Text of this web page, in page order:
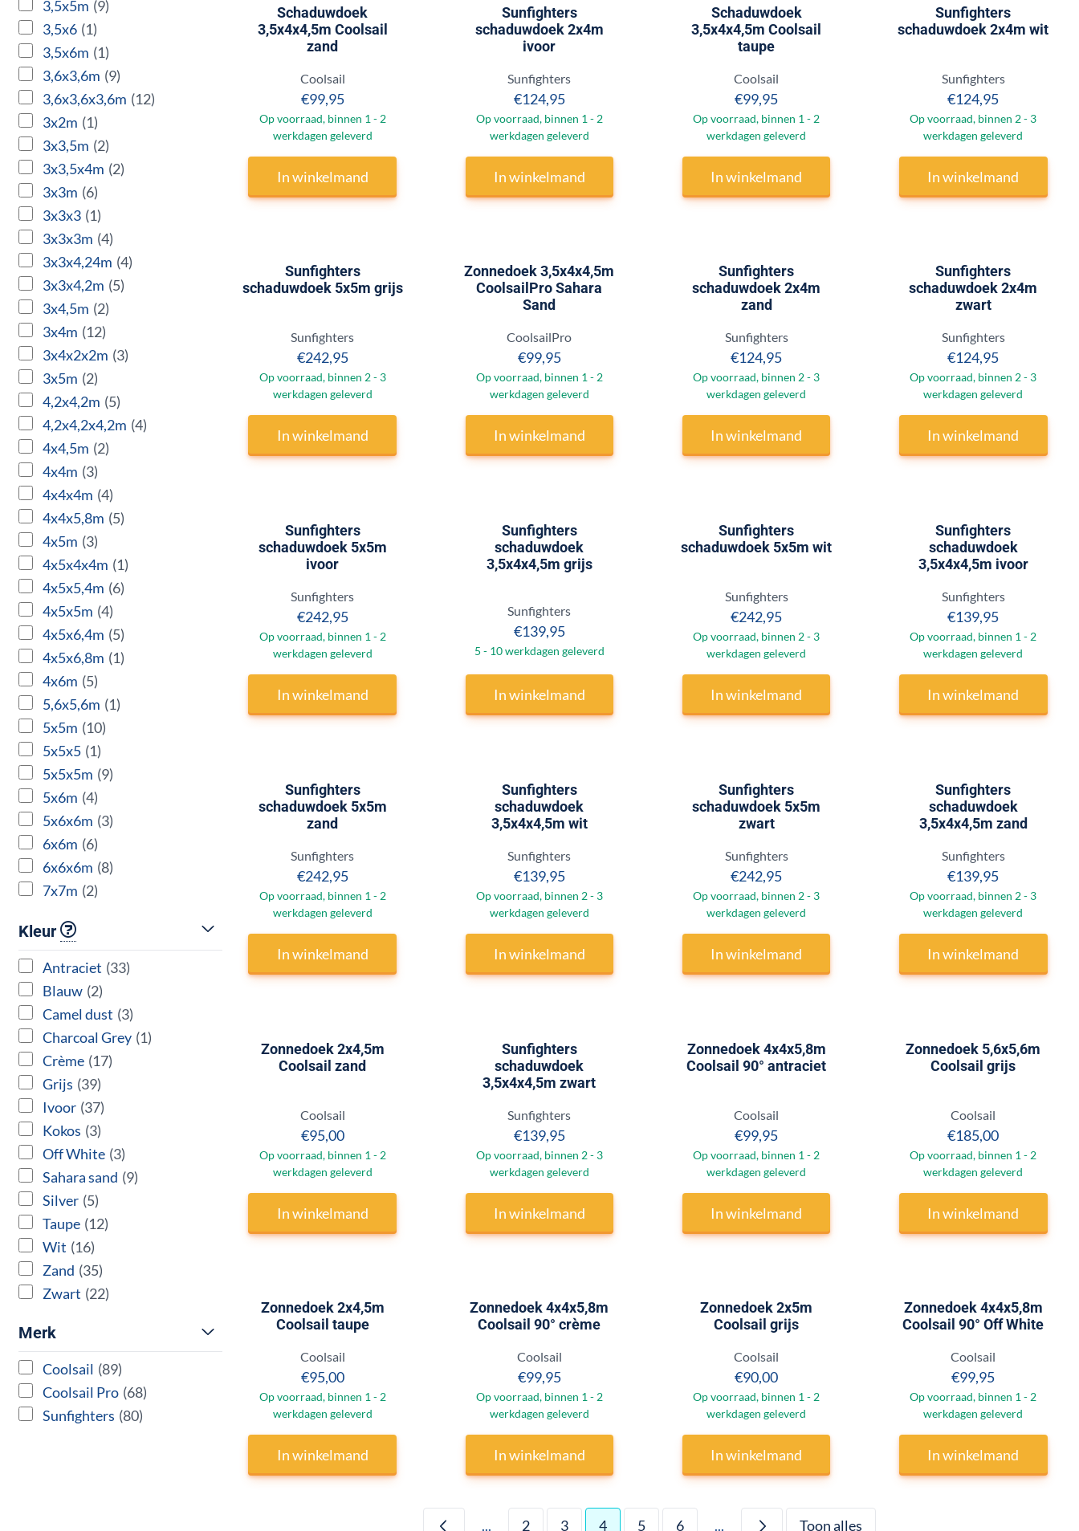
3,5x5m (9)
3,5x6 (1)
3,5x6m (1)
3,6x3,6m (9)
3,6x3,6x3,6m (12)
3x2m (1)
3x3,5m (2)
3x3,5x4m (2)
3x3m (6)
3x3x3 (1)
3x3x3m (4)
3x3x4,24m (4)
3x3x4,2m (5)
3x4,5m (2)
3x4m (12)
3x4x2x2m (3)
3x5m (2)
4,2x4,2m (5)
4,2x4,2x4,2m (4)
4x4,5m (2)
4x4m (3)
4x4x4m (4)
4x4x5,8m (5)
4x5m (3)
4x5x4x4m (1)
4x5x5,4m (6)
4x5x5m (4)
4x5x6,4m (5)
4x5x6,8m (1)
4x6m (5)
5,6x5,6m (1)
5x5m (10)
5x5x5 (1)
5x5x5m (9)
5x6m (4)
5x6x6m (3)
6x6m (6)
6x6x6m (8)
7x7m (2)
Kleur
Antraciet (33)
Blauw (2)
Camel dust (3)
Charcoal Grey (1)
Crème (17)
Grijs (39)
Ivoor (37)
Kokos (3)
Off White (3)
Sahara sand (9)
Silver (5)
Taupe (12)
Wit (16)
Zand (35)
Zwart (22)
Merk
Coolsail (89)
Coolsail Pro (68)
Sunfighters (80)
Schaduwdoek
3,5x4x4,5m Coolsail
zand
Merk:
Coolsail
Prijs: 99,95
€99,95
Op voorraad, binnen 1 - 2
werkdagen geleverd
In winkelmand
Sunfighters
schaduwdoek 2x4m
ivoor
Merk:
Sunfighters
Prijs: 124,95
€124,95
Op voorraad, binnen 1 - 2
werkdagen geleverd
In winkelmand
Schaduwdoek
3,5x4x4,5m Coolsail
taupe
Merk:
Coolsail
Prijs: 99,95
€99,95
Op voorraad, binnen 1 - 2
werkdagen geleverd
In winkelmand
Sunfighters
schaduwdoek 2x4m wit
Merk:
Sunfighters
Prijs: 124,95
€124,95
Op voorraad, binnen 2 - 3
werkdagen geleverd
In winkelmand
Sunfighters
schaduwdoek 5x5m grijs
Merk:
Sunfighters
Prijs: 242,95
€242,95
Op voorraad, binnen 2 - 3
werkdagen geleverd
In winkelmand
Zonnedoek 3,5x4x4,5m
CoolsailPro Sahara
Sand
Merk:
CoolsailPro
Prijs: 99,95
€99,95
Op voorraad, binnen 1 - 2
werkdagen geleverd
In winkelmand
Sunfighters
schaduwdoek 2x4m
zand
Merk:
Sunfighters
Prijs: 124,95
€124,95
Op voorraad, binnen 2 - 3
werkdagen geleverd
In winkelmand
Sunfighters
schaduwdoek 2x4m
zwart
Merk:
Sunfighters
Prijs: 124,95
€124,95
Op voorraad, binnen 2 - 3
werkdagen geleverd
In winkelmand
Sunfighters
schaduwdoek 5x5m
ivoor
Merk:
Sunfighters
Prijs: 242,95
€242,95
Op voorraad, binnen 1 - 2
werkdagen geleverd
In winkelmand
Sunfighters
schaduwdoek
3,5x4x4,5m grijs
Merk:
Sunfighters
Prijs: 139,95
€139,95
5 - 10 werkdagen geleverd
In winkelmand
Sunfighters
schaduwdoek 5x5m wit
Merk:
Sunfighters
Prijs: 242,95
€242,95
Op voorraad, binnen 2 - 3
werkdagen geleverd
In winkelmand
Sunfighters
schaduwdoek
3,5x4x4,5m ivoor
Merk:
Sunfighters
Prijs: 139,95
€139,95
Op voorraad, binnen 1 - 2
werkdagen geleverd
In winkelmand
Sunfighters
schaduwdoek 5x5m
zand
Merk:
Sunfighters
Prijs: 242,95
€242,95
Op voorraad, binnen 1 - 2
werkdagen geleverd
In winkelmand
Sunfighters
schaduwdoek
3,5x4x4,5m wit
Merk:
Sunfighters
Prijs: 139,95
€139,95
Op voorraad, binnen 2 - 3
werkdagen geleverd
In winkelmand
Sunfighters
schaduwdoek 5x5m
zwart
Merk:
Sunfighters
Prijs: 242,95
€242,95
Op voorraad, binnen 2 - 3
werkdagen geleverd
In winkelmand
Sunfighters
schaduwdoek
3,5x4x4,5m zand
Merk:
Sunfighters
Prijs: 139,95
€139,95
Op voorraad, binnen 2 - 3
werkdagen geleverd
In winkelmand
Zonnedoek 2x4,5m
Coolsail zand
Merk:
Coolsail
Prijs: 95,00
€95,00
Op voorraad, binnen 1 - 2
werkdagen geleverd
In winkelmand
Sunfighters
schaduwdoek
3,5x4x4,5m zwart
Merk:
Sunfighters
Prijs: 139,95
€139,95
Op voorraad, binnen 2 - 3
werkdagen geleverd
In winkelmand
Zonnedoek 4x4x5,8m
Coolsail 90° antraciet
Merk:
Coolsail
Prijs: 99,95
€99,95
Op voorraad, binnen 1 - 2
werkdagen geleverd
In winkelmand
Zonnedoek 5,6x5,6m
Coolsail grijs
Merk:
Coolsail
Prijs: 185,00
€185,00
Op voorraad, binnen 1 - 2
werkdagen geleverd
In winkelmand
Zonnedoek 2x4,5m
Coolsail taupe
Merk:
Coolsail
Prijs: 95,00
€95,00
Op voorraad, binnen 1 - 2
werkdagen geleverd
In winkelmand
Zonnedoek 4x4x5,8m
Coolsail 90° crème
Merk:
Coolsail
Prijs: 99,95
€99,95
Op voorraad, binnen 1 - 2
werkdagen geleverd
In winkelmand
Zonnedoek 2x5m
Coolsail grijs
Merk:
Coolsail
Prijs: 90,00
€90,00
Op voorraad, binnen 1 - 2
werkdagen geleverd
In winkelmand
Zonnedoek 4x4x5,8m
Coolsail 90° Off White
Merk:
Coolsail
Prijs: 99,95
€99,95
Op voorraad, binnen 1 - 2
werkdagen geleverd
In winkelmand
... 2 3 4 5 6 ... Toon alles